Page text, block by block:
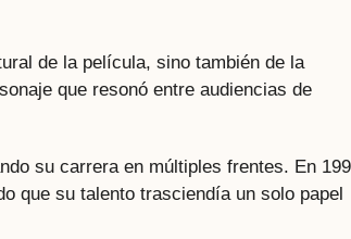
de la película, sino también de la
que resonó entre audiencias de
su carrera en múltiples frentes. En
que su talento trasciendía un solo papel